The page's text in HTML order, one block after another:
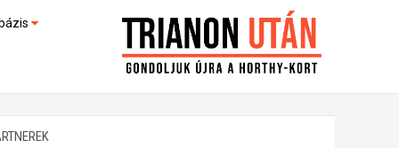
(feltöltés alatt)